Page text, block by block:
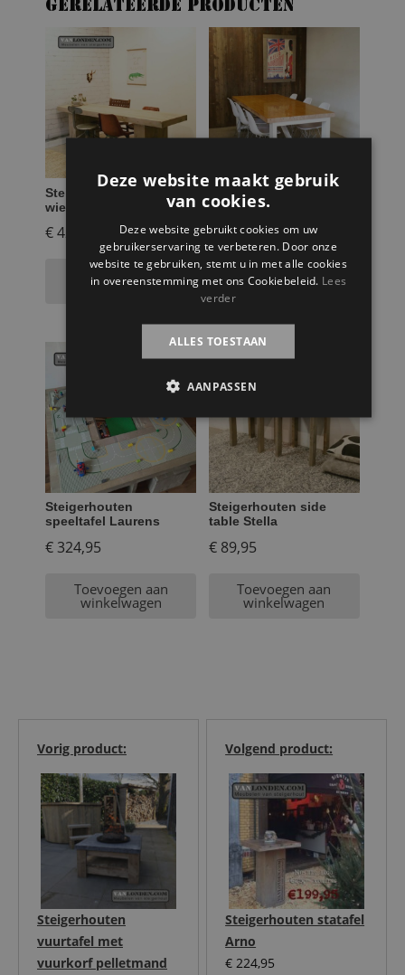
Gerelateerde producten
Steigerhouten tafel op
wielen Arjan
€429,95
Toevoegen aan
winkelwagen
Eettafel Bastiaan van
oude bowlingbaan
€964,95
Toevoegen aan
winkelwagen
Steigerhouten
speeltafel Laurens
€324,95
Toevoegen aan
winkelwagen
Steigerhouten side
table Stella
€89,95
Toevoegen aan
winkelwagen
Volgend product:
Steigerhouten statafel
Arno
€ 224,95
Vorig product:
Steigerhouten
vuurtafel met
vuurkorf pelletmand
Deze website maakt gebruik
van cookies.
Deze website gebruikt cookies om uw
gebruikerservaring te verbeteren. Door onze
website te gebruiken, stemt u in met alle cookies
in overeenstemming met ons Cookiebeleid. Lees
verder
ALLES TOESTAAN
AANPASSEN